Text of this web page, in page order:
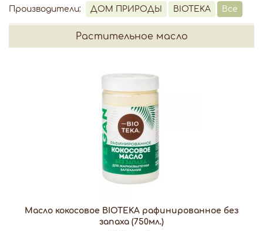
Производители: ДОМ ПРИРОДЫ BIOTEKA Все
Растительное масло
Масло кокосовое BIOTEKA рафинированное без
запаха (750мл.)